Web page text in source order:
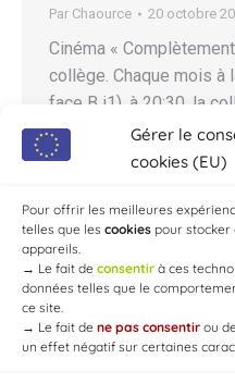
Gérer le
cookies (EU)
Pour offrir les meilleures
telles que les cookies pour
appareils.
→ Le fait de consentir à ces
données telles que le
ce site.
→ Le fait de ne pas consentir ou
un effet négatif sur certaines
Par Chaource 20 octobre
Cinéma «
collège. Chaque mois à
face B i1). à 20:30, la
entre Cinéligue et la
propose un film. Tarifs :
cartes de 5 entrées au